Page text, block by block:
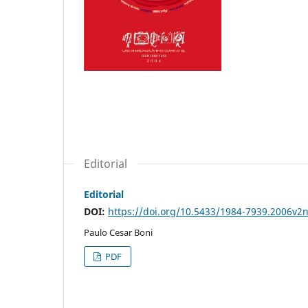
Editorial
Editorial
DOI: https://doi.org/10.5433/1984-
Paulo Cesar Boni
PDF